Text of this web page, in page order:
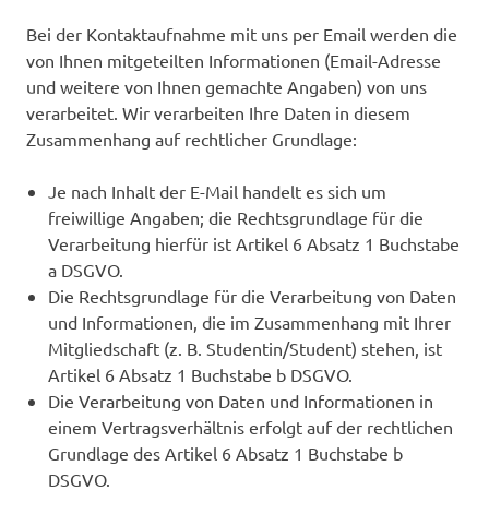
Bei der Kontaktaufnahme mit uns per Email werden die
von Ihnen mitgeteilten Informationen (Email-Adresse
und weitere von Ihnen gemachte Angaben) von uns
verarbeitet. Wir verarbeiten Ihre Daten in diesem
Zusammenhang auf rechtlicher Grundlage:
Je nach Inhalt der E-Mail handelt es sich um
freiwillige Angaben; die Rechtsgrundlage für die
Verarbeitung hierfür ist Artikel 6 Absatz 1 Buchstabe
a DSGVO.
Die Rechtsgrundlage für die Verarbeitung von Daten
und Informationen, die im Zusammenhang mit Ihrer
Mitgliedschaft (z. B. Studentin/Student) stehen, ist
Artikel 6 Absatz 1 Buchstabe b DSGVO.
Die Verarbeitung von Daten und Informationen in
einem Vertragsverhältnis erfolgt auf der rechtlichen
Grundlage des Artikel 6 Absatz 1 Buchstabe b
DSGVO.